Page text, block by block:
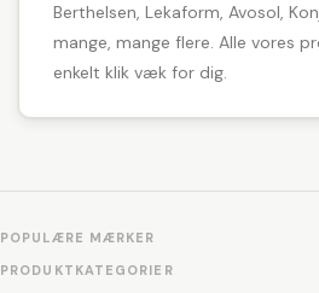
Berthelsen, Lekaform, Avosol,
mange, mange flere. Alle vores
enkelt klik væk for dig.
POPULÆRE MÆRKER
PRODUKTKATEGORIER